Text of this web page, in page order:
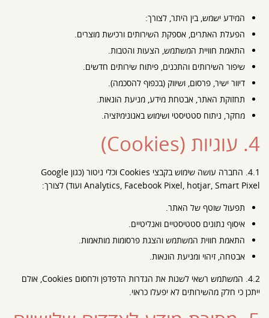
המידע ישמש, בין היתר, לצורך:
הפעלת האתרים, אספקת השירותים ורכישת מוצרים.
התאמת חוויית המשתמש, הצעות והטבות.
שיפור השירותים והתכנים, פיתוח שירותים חדשים.
דיוור ישיר, פרסום, ושיווק (בכפוף להסכמה).
תחזוקת האתר, אבטחת מידע, מניעת הונאות.
מחקר, ניתוח סטטיסטי ושימוש באנונימיזציה.
4. עוגיות (Cookies)
4.1. החברה עושה שימוש בקבצי Cookies וכלי ניטור (כגון Google
Analytics, Facebook Pixel, hotjar, Smart Pixel ועוד) לצורך:
תפעול שוטף של האתר.
איסוף נתונים סטטיסטיים ואנליטיים.
התאמת חווית המשתמש והצגת פרסומות מותאמות.
אבטחה, זיהוי ומניעת הונאות.
4.2. המשתמש רשאי לשנות את הגדרות הדפדפן ולחסום Cookies, אולם
ייתכן כי חלק מהשירותים לא יפעלו כראוי.